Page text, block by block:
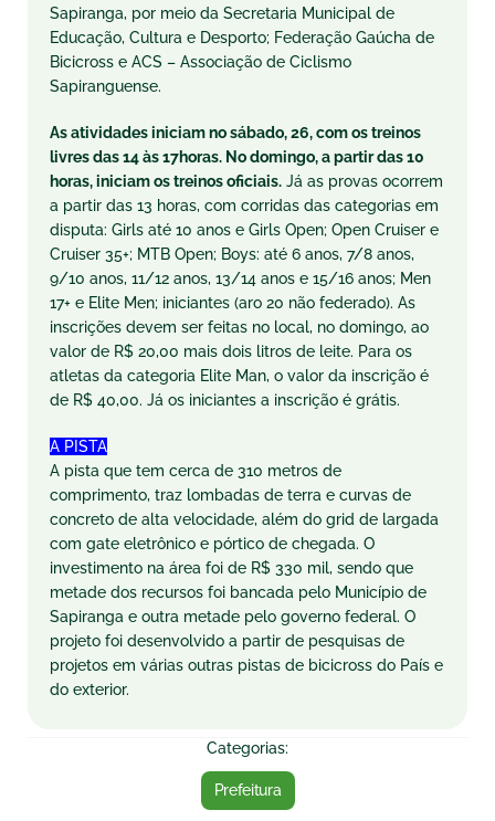
Sapiranga, por meio da Secretaria Municipal de
Educação, Cultura e Desporto; Federação Gaúcha de
Bicicross e ACS – Associação de Ciclismo
Sapiranguense.
As atividades iniciam nosábado, 26, com os treinos
livres das 14 às 17horas. Nodomingo, a partir das 10
horas, iniciam os treinos oficiais. Já as provas ocorrem
a partir das 13 horas, com corridas das categorias em
disputa: Girls até 10 anos e Girls Open; Open Cruiser e
Cruiser 35+; MTB Open; Boys: até 6 anos, 7/8 anos,
9/10 anos, 11/12 anos, 13/14 anos e 15/16 anos; Men
17+ e Elite Men; iniciantes (aro 20 não federado). As
inscrições devem ser feitas no local, no domingo, ao
valor de R$ 20,00 mais dois litros de leite. Para os
atletas da categoria Elite Man, o valor da inscrição é
de R$ 40,00. Já os iniciantes a inscrição é grátis.
A PISTA
A pista que tem cerca de 310 metros de
comprimento, traz lombadas de terra e curvas de
concreto de alta velocidade, além do grid de largada
com gate eletrônico e pórtico de chegada. O
investimento na área foi de R$ 330 mil, sendo que
metade dos recursos foi bancada pelo Município de
Sapiranga e outra metade pelo governo federal. O
projeto foi desenvolvido a partir de pesquisas de
projetos em várias outras pistas de bicicross do País e
do exterior.
Categorias:
Prefeitura